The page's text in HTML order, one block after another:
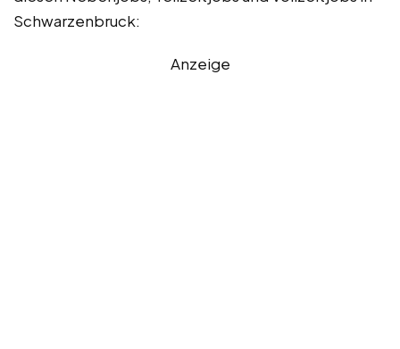
Schwarzenbruck:
Anzeige